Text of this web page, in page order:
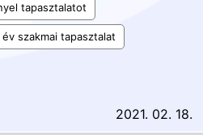
tapasztalatot
szakmai tapasztalat
2021. 02. 18.